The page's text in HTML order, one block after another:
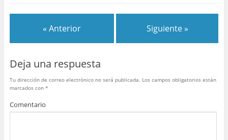
b
o
k
A
p
ar
tir
« Anterior Siguiente »
Deja una respuesta
Tu dirección de correo electrónico no será publicada. Los campos obligatorios están
marcados con *
Comentario